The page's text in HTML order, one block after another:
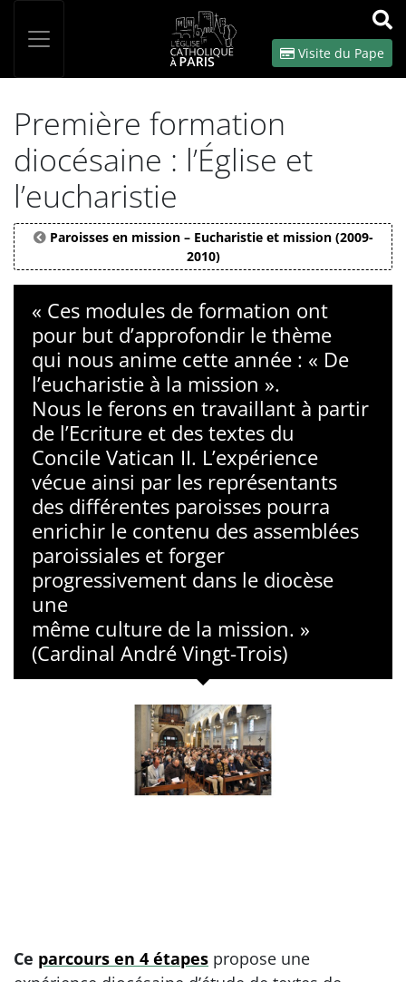
OK
Visite du Pape
Première formation
diocésaine : l’Église et
l’eucharistie
Paroisses en mission – Eucharistie et mission (2009-
2010)
« Ces modules de formation ont
pour but d’approfondir le thème
qui nous anime cette année : « De
l’eucharistie à la mission ».
Nous le ferons en travaillant à partir
de l’Ecriture et des textes du
Concile Vatican II. L’expérience
vécue ainsi par les représentants
des différentes paroisses pourra
enrichir le contenu des assemblées
paroissiales et forger
progressivement dans le diocèse
une
même culture de la mission. »
(Cardinal André Vingt-Trois)
Ce parcours en 4 étapes propose une
Panneau de gestion des cookies